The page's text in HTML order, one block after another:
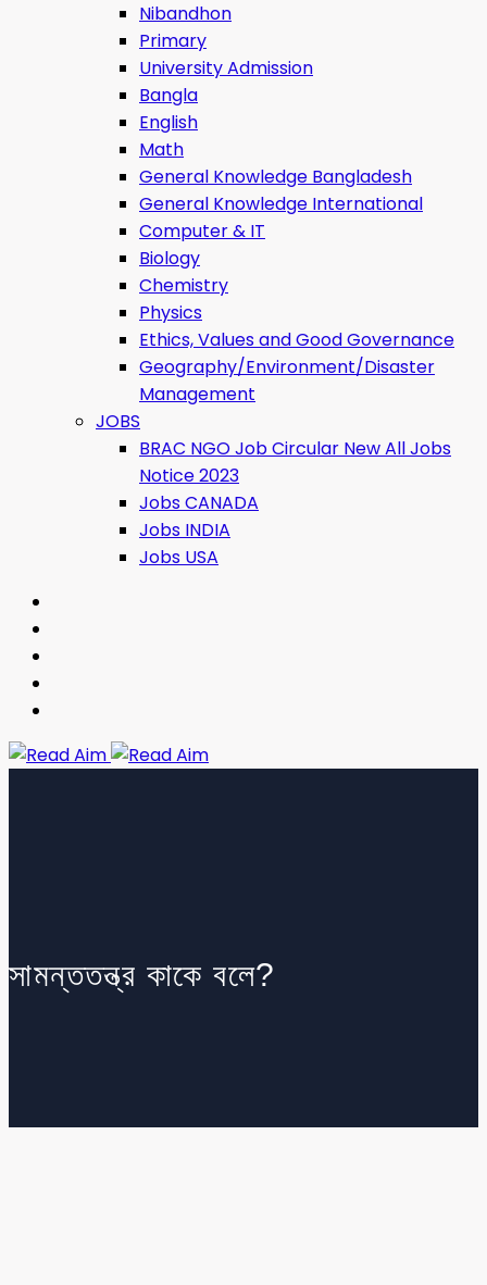
Nibandhon
Primary
University Admission
Bangla
English
Math
General Knowledge Bangladesh
General Knowledge International
Computer & IT
Biology
Chemistry
Physics
Ethics, Values ​​and Good Governance
Geography/Environment/Disaster
Management
JOBS
BRAC NGO Job Circular New All Jobs
Notice 2023
Jobs CANADA
Jobs INDIA
Jobs USA
Read Aim
সামন্ততন্ত্র কাকে বলে?